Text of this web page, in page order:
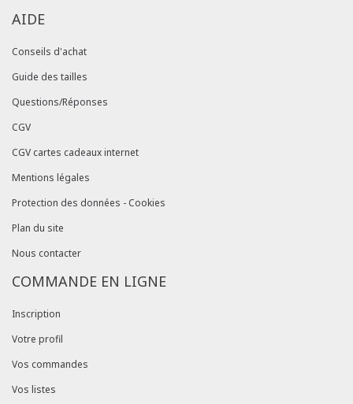
AIDE
Conseils d'achat
Guide des tailles
Questions/Réponses
CGV
CGV cartes cadeaux internet
Mentions légales
Protection des données - Cookies
Plan du site
Nous contacter
COMMANDE EN LIGNE
Inscription
Votre profil
Vos commandes
Vos listes